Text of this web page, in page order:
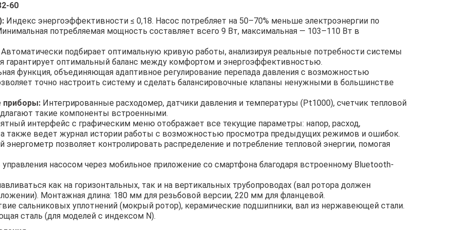
60
Индекс энергоэффективности ≤ 0,18. Насос потребляет на 50–70% меньше электроэнергии по
потребляемая мощность составляет всего 9 Вт, максимальная — 103–110 Вт в
подбирает оптимальную кривую работы, анализируя реальные потребности системы
гарантирует оптимальный баланс между комфортом и энергоэффективностью.
функция, объединяющая адаптивное регулирование перепада давления с возможностью
точно настроить систему и сделать балансировочные клапаны ненужными в большинстве
приборы: Интегрированные расходомер, датчики давления и температуры (Pt1000), счетчик тепловой
такие компоненты встроенными.
интерфейс с графическим меню отображает все текущие параметры: напор, расход,
также ведет журнал истории работы с возможностью просмотра предыдущих режимов и ошибок.
позволяет контролировать распределение и потребление тепловой энергии, помогая
насосом через мобильное приложение со смартфона благодаря встроенному Bluetooth-
как на горизонтальных, так и на вертикальных трубопроводах (вал ротора должен
Монтажная длина: 180 мм для резьбовой версии, 220 мм для фланцевой.
сальниковых уплотнений (мокрый ротор), керамические подшипники, вал из нержавеющей стали.
сталь (для моделей с индексом N).